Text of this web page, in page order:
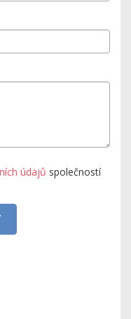
údajů společností